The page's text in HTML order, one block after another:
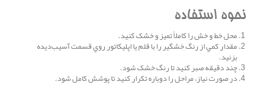
نحوه استفاده
محل خط و خش را کاملاً تميز و خشک کنيد.
مقدار کمي از رنگ خشگير را با قلم يا اپليکاتور روي قسمت آسيب‌ديده
بزنيد.
چند دقيقه صبر کنيد تا رنگ خشک شود.
در صورت نياز، مراحل را دوباره تکرار کنيد تا پوشش کامل شود.